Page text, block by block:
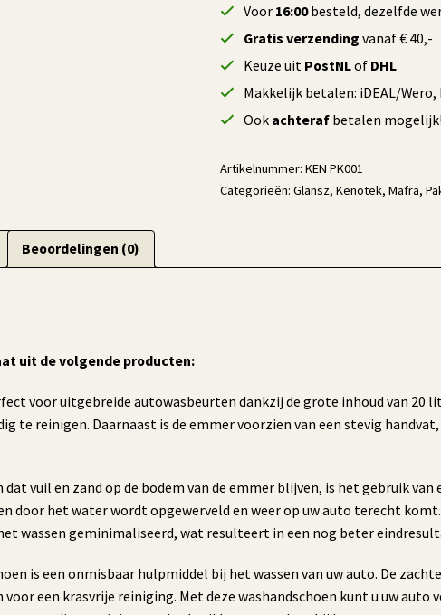
Voor 16:00besteld, dezelfde
Gratis verzending vanaf € 40,-
Keuze uit PostNLof DHL
Makkelijk betalen: iDEAL/
Ook achterafbetalen mogelijk!
Artikelnummer: KEN PK001
Categorieën: Glansz, Kenotek, Mafra,
Beoordelingen (0)
uit de volgende producten:
voor uitgebreide autowasbeurten dankzij de grote inhoud van 20
te reinigen. Daarnaast is de emmer voorzien van een stevig
vuil en zand op de bodem van de emmer blijven, is het gebruik
door het water wordt opgewerveld en weer op uw auto terecht
wassen geminimaliseerd, wat resulteert in een nog beter
is een onmisbaar hulpmiddel bij het wassen van uw auto. De
een krasvrije reiniging. Met deze washandschoen kunt u uw auto